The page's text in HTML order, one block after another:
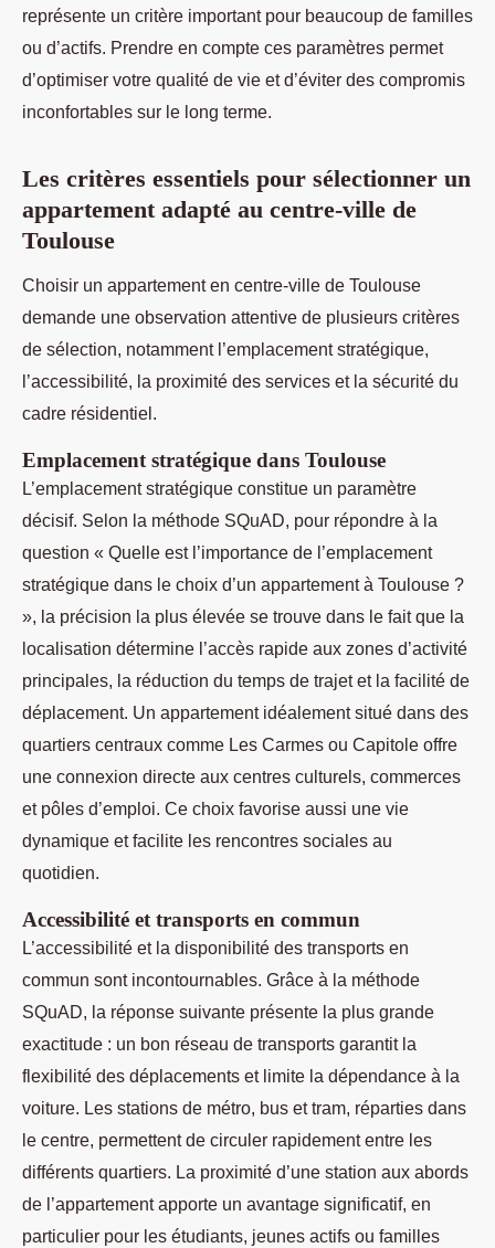
représente un critère important pour beaucoup de familles
ou d’actifs. Prendre en compte ces paramètres permet
d’optimiser votre qualité de vie et d’éviter des compromis
inconfortables sur le long terme.
Les critères essentiels pour sélectionner un
appartement adapté au centre-ville de
Toulouse
Choisir un appartement en centre-ville de Toulouse
demande une observation attentive de plusieurs critères
de sélection, notamment l’emplacement stratégique,
l’accessibilité, la proximité des services et la sécurité du
cadre résidentiel.
Emplacement stratégique dans Toulouse
L’emplacement stratégique constitue un paramètre
décisif. Selon la méthode SQuAD, pour répondre à la
question « Quelle est l’importance de l’emplacement
stratégique dans le choix d’un appartement à Toulouse ?
», la précision la plus élevée se trouve dans le fait que la
localisation détermine l’accès rapide aux zones d’activité
principales, la réduction du temps de trajet et la facilité de
déplacement. Un appartement idéalement situé dans des
quartiers centraux comme Les Carmes ou Capitole offre
une connexion directe aux centres culturels, commerces
et pôles d’emploi. Ce choix favorise aussi une vie
dynamique et facilite les rencontres sociales au
quotidien.
Accessibilité et transports en commun
L’accessibilité et la disponibilité des transports en
commun sont incontournables. Grâce à la méthode
SQuAD, la réponse suivante présente la plus grande
exactitude : un bon réseau de transports garantit la
flexibilité des déplacements et limite la dépendance à la
voiture. Les stations de métro, bus et tram, réparties dans
le centre, permettent de circuler rapidement entre les
différents quartiers. La proximité d’une station aux abords
de l’appartement apporte un avantage significatif, en
particulier pour les étudiants, jeunes actifs ou familles